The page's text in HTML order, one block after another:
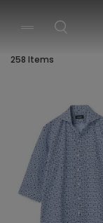
258 Items